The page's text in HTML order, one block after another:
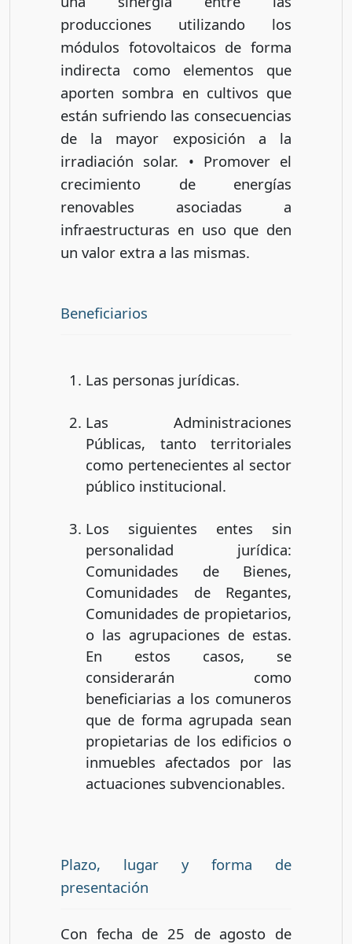
producciones utilizando los
módulos fotovoltaicos de forma
indirecta como elementos que
aporten sombra en cultivos que
están sufriendo las consecuencias
de la mayor exposición a la
irradiación solar. • Promover el
crecimiento de energías
renovables asociadas a
infraestructuras en uso que den
un valor extra a las mismas.
Beneficiarios
Las personas jurídicas.
Las Administraciones
Públicas, tanto territoriales
como pertenecientes al sector
público institucional.
Los siguientes entes sin
personalidad jurídica:
Comunidades de Bienes,
Comunidades de Regantes,
Comunidades de propietarios,
o las agrupaciones de estas.
En estos casos, se
considerarán como
beneficiarias a los comuneros
que de forma agrupada sean
propietarias de los edificios o
inmuebles afectados por las
actuaciones subvencionables.
Plazo, lugar y forma de
presentación
Con fecha de 25 de agosto de